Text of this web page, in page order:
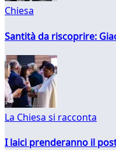
Chiesa
Santità da riscoprire:
La Chiesa si racconta
I laici prenderanno il